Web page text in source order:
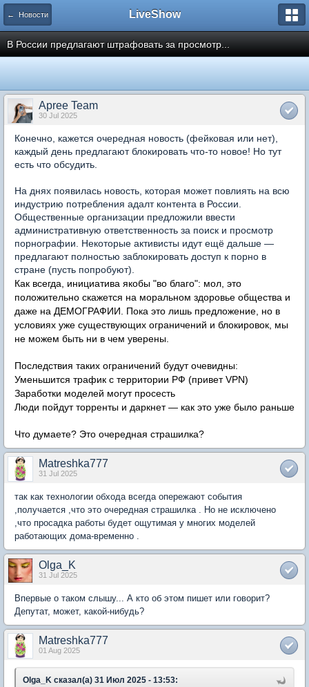
← Новости LiveShow
В России предлагают штрафовать за просмотр...
Apree Team
30 Jul 2025
Конечно, кажется очередная новость (фейковая или нет),
каждый день предлагают блокировать что-то новое! Но тут
есть что обсудить.
На днях появилась новость, которая может повлиять на всю
индустрию потребления адалт контента в России.
Общественные организации предложили ввести
административную ответственность за поиск и просмотр
порнографии. Некоторые активисты идут ещё дальше —
предлагают полностью заблокировать доступ к порно в
стране (пусть попробуют).
Как всегда, инициатива якобы "во благо": мол, это
положительно скажется на моральном здоровье общества и
даже на ДЕМОГРАФИИ. Пока это лишь предложение, но в
условиях уже существующих ограничений и блокировок, мы
не можем быть ни в чем уверены.
Последствия таких ограничений будут очевидны:
Уменьшится трафик с территории РФ (приветVPN)
Заработки моделей могут просесть
Люди пойдут торренты и даркнет — как это уже было раньше
Что думаете? Это очередная страшилка?
Matreshka777
31 Jul 2025
так как технологии обхода всегда опережают события
,получается ,что это очередная страшилка . Но не исключено
,что просадка работы будет ощутимая у многих моделей
работающих дома-временно .
Olga_K
31 Jul 2025
Впервые о таком слышу... А кто об этом пишет или говорит?
Депутат, может, какой-нибудь?
Matreshka777
01 Aug 2025
Olga_K сказал(а) 31 Июл 2025 - 13:53: